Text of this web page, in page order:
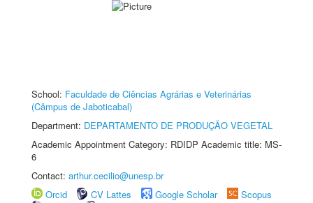
School: Faculdade de Ciências Agrárias e Veterinárias
(Câmpus de Jaboticabal)
Department: DEPARTAMENTO DE PRODUÇÃO VEGETAL
Academic Appointment Category: RDIDP Academic title: MS-
6
Contact: arthur.cecilio@unesp.br
Orcid
CV Lattes Google Scholar
Scopus